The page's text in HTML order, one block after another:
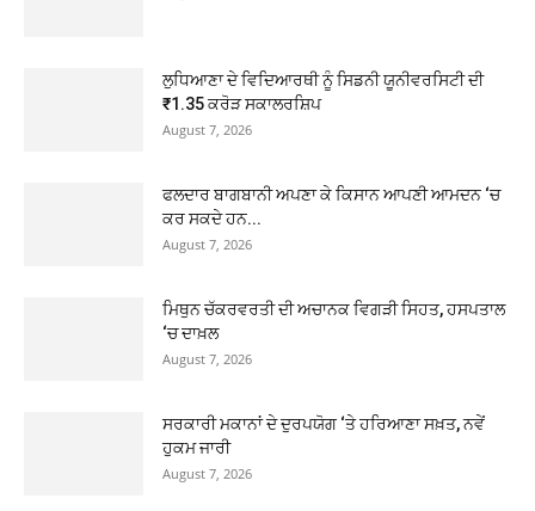
ਲੁਧਿਆਣਾ ਦੇ ਵਿਦਿਆਰਥੀ ਨੂੰ ਸਿਡਨੀ ਯੂਨੀਵਰਸਿਟੀ ਦੀ
₹1.35 ਕਰੋੜ ਸਕਾਲਰਸ਼ਿਪ
August 7, 2026
ਫਲਦਾਰ ਬਾਗਬਾਨੀ ਅਪਣਾ ਕੇ ਕਿਸਾਨ ਆਪਣੀ ਆਮਦਨ ‘ਚ
ਕਰ ਸਕਦੇ ਹਨ...
August 7, 2026
ਮਿਥੁਨ ਚੱਕਰਵਰਤੀ ਦੀ ਅਚਾਨਕ ਵਿਗੜੀ ਸਿਹਤ, ਹਸਪਤਾਲ
‘ਚ ਦਾਖ਼ਲ
August 7, 2026
ਸਰਕਾਰੀ ਮਕਾਨਾਂ ਦੇ ਦੁਰਪਯੋਗ ‘ਤੇ ਹਰਿਆਣਾ ਸਖ਼ਤ, ਨਵੇਂ
ਹੁਕਮ ਜਾਰੀ
August 7, 2026